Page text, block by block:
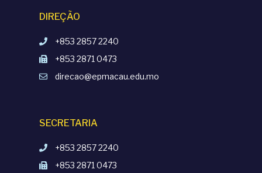
DIREÇÃO
+853 2857 2240
+853 2871 0473
direcao@epmacau.edu.mo
SECRETARIA
+853 2857 2240
+853 2871 0473